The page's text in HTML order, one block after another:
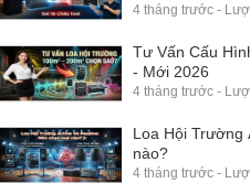
4 tháng trước -
Tư Vấn Cấu
- Mới 2026
4 tháng trước -
Loa Hội Trường
nào?
4 tháng trước -